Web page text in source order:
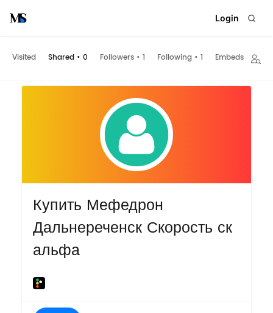
Login
Visited Shared • 0 Followers • 1 Following • 1 Embeds
Купить Мефедрон
Дальнереченск Скорость ск
альфа